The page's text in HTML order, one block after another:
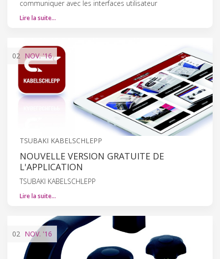
communiquer avec les interfaces utilisateur
Lire la suite…
02 NOV.'16
TSUBAKI KABELSCHLEPP
NOUVELLE VERSION GRATUITE DE
L'APPLICATION
TSUBAKI KABELSCHLEPP
Lire la suite…
02 NOV. '16